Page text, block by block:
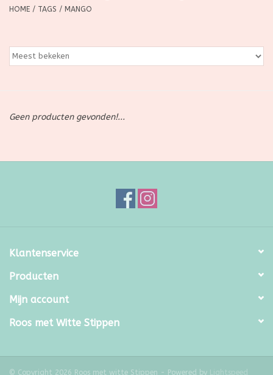
Huishoudartikelen
Kadootjes
HOME / TAGS / MANGO
Geen producten gevonden!...
Klantenservice
Producten
Mijn account
Roos met Witte Stippen
© Copyright 2026 Roos met witte Stippen - Powered by Lightspeed